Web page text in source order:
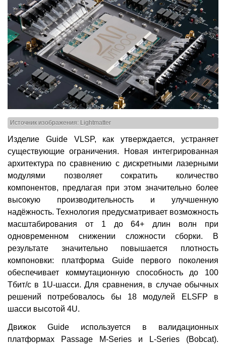
Источник изображения: Lightmatter
Изделие Guide VLSP, как утверждается, устраняет
существующие ограничения. Новая интегрированная
архитектура по сравнению с дискретными лазерными
модулями позволяет сократить количество
компонентов, предлагая при этом значительно более
высокую производительность и улучшенную
надёжность. Технология предусматривает возможность
масштабирования от 1 до 64+ длин волн при
одновременном снижении сложности сборки. В
результате значительно повышается плотность
компоновки: платформа Guide первого поколения
обеспечивает коммутационную способность до 100
Тбит/с в 1U-шасси. Для сравнения, в случае обычных
решений потребовалось бы 18 модулей ELSFP в
шасси высотой 4U.
Движок Guide используется в валидационных
платформах Passage M-Series и L-Series (Bobcat).